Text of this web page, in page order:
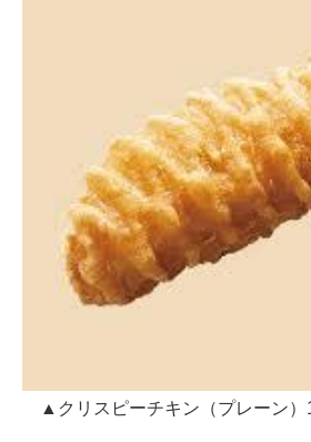
▲クリスピーチキン（プレーン）